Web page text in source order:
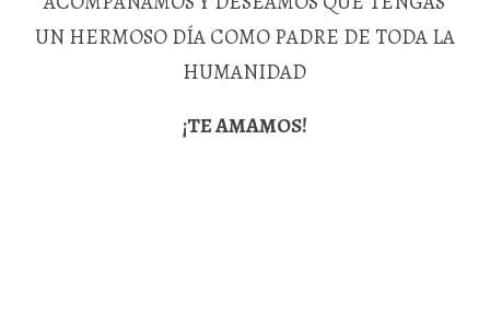
UN HERMOSO DÍA COMO PADRE DE TODA LA
HUMANIDAD
¡TE AMAMOS!